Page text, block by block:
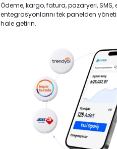
Ödeme, kargo, fatura, pazaryeri, SMS,
entegrasyonlarını tek panelden
hale getirin.